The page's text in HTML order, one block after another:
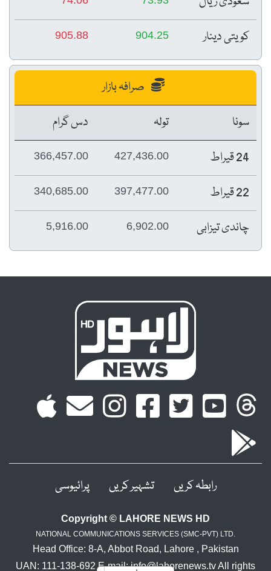
کویتی دینار 904.25
905.88
صرافہ بازار
سونا
تولہ
دس گرام
24 قیراط
427,436.00
366,457.00
22 قیراط 397,477.00
340,685.00
چاندی تیزابی 6,902.00
5,916.00
رابطہ کریں تشہیر کریں پرائیوسی
Copyright © LAHORE NEWS HD
NATIONAL COMMUNICATIONS SERVICES (SMC-PVT) LTD.
Head Office: 8-A, Abbot Road, Lahore , Pakistan
UAN: 111-138-692 E-mail: info@lahorenews.tv All rights